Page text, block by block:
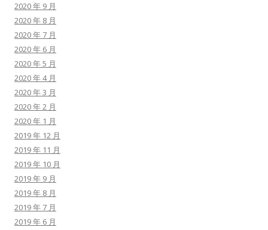
2020 年 9 月
2020 年 8 月
2020 年 7 月
2020 年 6 月
2020 年 5 月
2020 年 4 月
2020 年 3 月
2020 年 2 月
2020 年 1 月
2019 年 12 月
2019 年 11 月
2019 年 10 月
2019 年 9 月
2019 年 8 月
2019 年 7 月
2019 年 6 月